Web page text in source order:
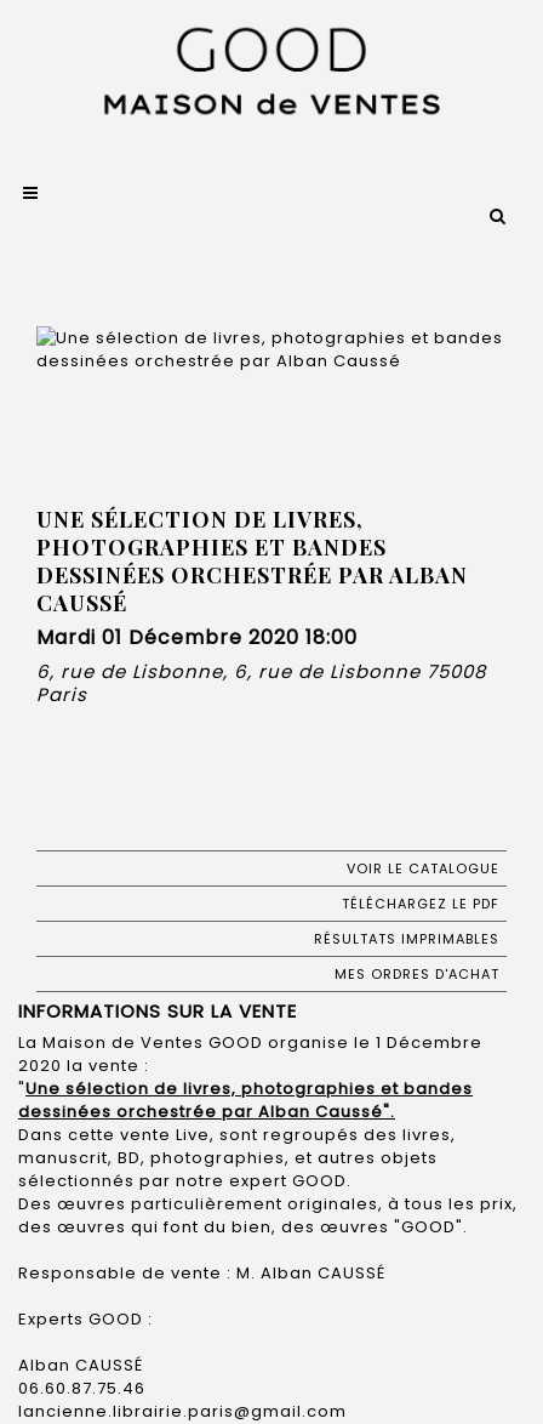
UNE SÉLECTION DE LIVRES,
PHOTOGRAPHIES ET BANDES
DESSINÉES ORCHESTRÉE PAR ALBAN
CAUSSÉ
Mardi 01 Décembre 2020 18:00
6, rue de Lisbonne, 6, rue de Lisbonne 75008
Paris
VOIR LE CATALOGUE
TÉLÉCHARGEZ LE PDF
RÉSULTATS IMPRIMABLES
MES ORDRES D'ACHAT
INFORMATIONS SUR LA VENTE
La Maison de Ventes GOOD organise le 1 Décembre
2020 la vente :
"Une sélection de livres, photographies et bandes
dessinées orchestrée par Alban Caussé".
Dans cette vente Live, sont regroupés des livres,
manuscrit, BD, photographies, et autres objets
sélectionnés par notre expert GOOD.
Des œuvres particulièrement originales, à tous les prix,
des œuvres qui font du bien, des œuvres "GOOD".
Responsable de vente : M. Alban CAUSSÉ
Experts GOOD :
Alban CAUSSÉ
06.60.87.75.46
lancienne.librairie.paris@gmail.com